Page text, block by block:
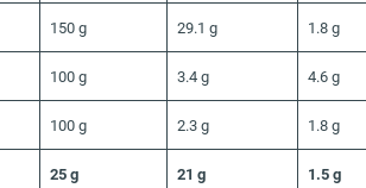
150 g 29.1 g 1.8 g
100 g 3.4 g 4.6 g
100 g 2.3 g 1.8 g
25 g 21 g 1.5 g